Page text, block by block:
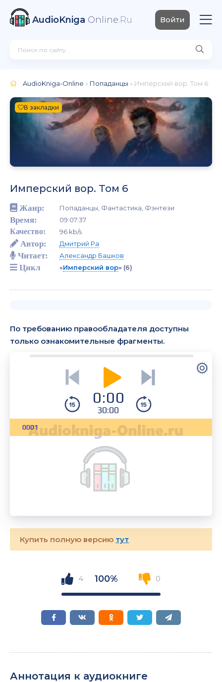
AudioKniga Online.Ru Войти
AudioKniga-Online » Попаданцы » Имперский вор. Том 6
В закладки
Имперский вор. Том 6
Жанр: Попаданцы, Фантастика, Фэнтези
Время:
09:07:37
Качество:
96 kb/s
Автор: Дмитрий Ра
Читает: Александр Башков
Цикл «Имперский вор» (6)
По требованию правообладателя доступны
только ознакомительные фрагменты.
0:00
30:00
0001
Купить полную версию тут
4 100% 0
Аннотация к аудиокниге